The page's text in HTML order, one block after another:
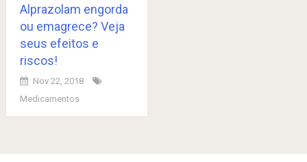
Alprazolam engorda
ou emagrece? Veja
seus efeitos e
riscos!
Nov 22, 2018
Medicamentos